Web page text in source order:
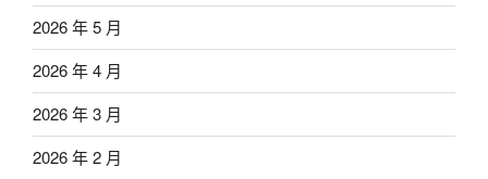
2026 年 5 月
2026 年 4 月
2026 年 3 月
2026 年 2 月